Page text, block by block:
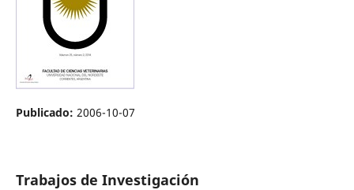
Publicado: 2006-10-07
Trabajos de Investigación